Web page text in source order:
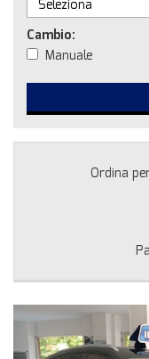
Cambio:
Manuale
Ordina